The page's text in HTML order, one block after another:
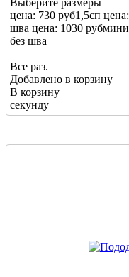
цена: 730 руб1,5сп
шва цена: 1030 руб
без шва
Все раз.
Добавлено в корзину
В корзину
секунду